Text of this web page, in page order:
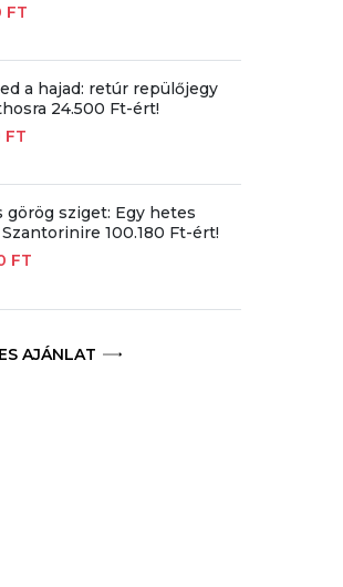
FT
a hajad: retúr repülőjegy
24.500 Ft-ért!
FT
görög sziget: Egy hetes
100.180 Ft-ért!
FT
AJÁNLAT